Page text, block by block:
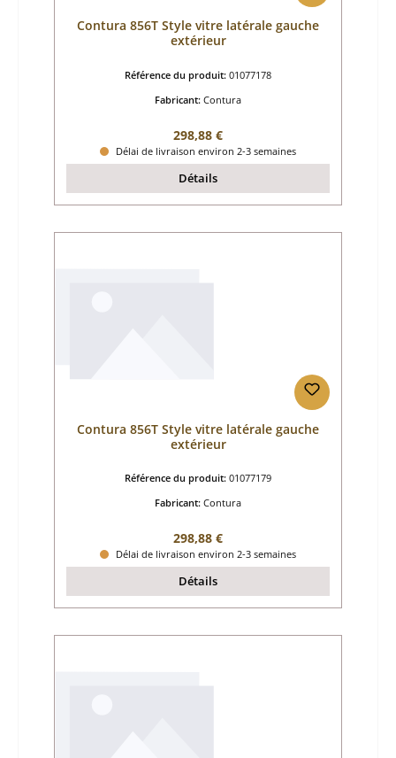
Contura 856T Style vitre latérale gauche
extérieur
Référence du produit: 01077178
Fabricant: Contura
Prix régulier :
298,88 €
Délai de livraison environ 2-3 semaines
Détails
Contura 856T Style vitre latérale gauche
extérieur
Référence du produit: 01077179
Fabricant: Contura
Prix régulier :
298,88 €
Délai de livraison environ 2-3 semaines
Détails